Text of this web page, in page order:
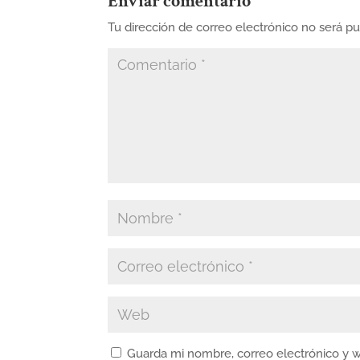
Tu dirección de correo electrónico no será
Guarda mi nombre, correo electrónico y